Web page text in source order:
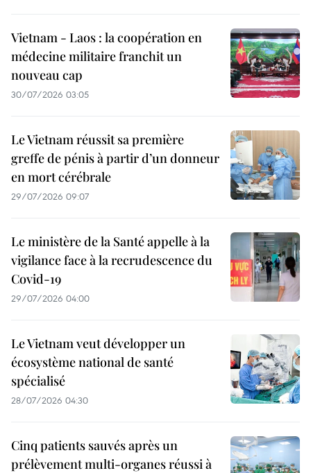
Vietnam - Laos : la coopération en
médecine militaire franchit un
nouveau cap
30/07/2026 03:05
Le Vietnam réussit sa première
greffe de pénis à partir d’un donneur
en mort cérébrale
29/07/2026 09:07
Le ministère de la Santé appelle à la
vigilance face à la recrudescence du
Covid-19
29/07/2026 04:00
Le Vietnam veut développer un
écosystème national de santé
spécialisé
28/07/2026 04:30
Cinq patients sauvés après un
prélèvement multi-organes réussi à